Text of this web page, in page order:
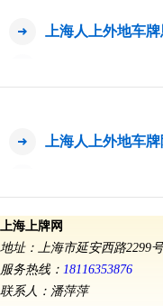
上海人上外地车
上海人上外地车
上海上牌网
地址：上海市延安西路2299
服务热线： 18116353876
联系人：潘萍萍